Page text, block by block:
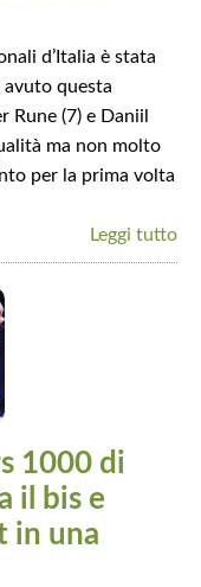
d’Italia è stata
questa
Rune (7) e Daniil
ma non molto
per la prima volta
Leggi tutto
1000 di
il bis e
in una